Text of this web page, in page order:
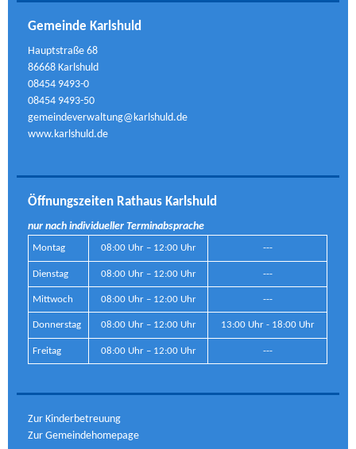
Gemeinde Karlshuld
Hauptstraße 68
86668 Karlshuld
08454 9493-0
08454 9493-50
gemeindeverwaltung@karlshuld.de
www.karlshuld.de
Öffnungszeiten Rathaus Karlshuld
nur nach individueller Terminabsprache
Montag 08:00 Uhr – 12:00 Uhr ---
Dienstag 08:00 Uhr – 12:00 Uhr ---
Mittwoch 08:00 Uhr – 12:00 Uhr ---
Donnerstag 08:00 Uhr – 12:00 Uhr 13:00 Uhr - 18:00 Uhr
Freitag 08:00 Uhr – 12:00 Uhr ---
Zur Kinderbetreuung
Zur Gemeindehomepage